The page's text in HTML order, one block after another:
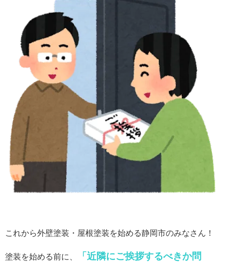
これから外壁塗装・屋根塗装を始める静岡市のみなさん！
塗装を始める前に、
「近隣にご挨拶するべきか問